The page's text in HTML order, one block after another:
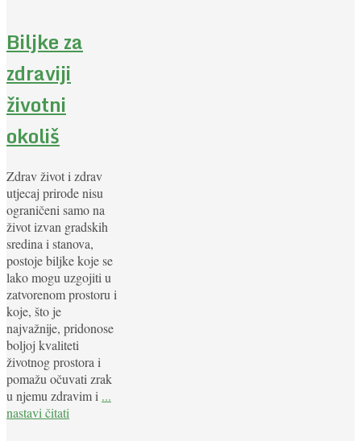
Biljke za
zdraviji
životni
okoliš
Zdrav život i zdrav
utjecaj prirode nisu
ograničeni samo na
život izvan gradskih
sredina i stanova,
postoje biljke koje se
lako mogu uzgojiti u
zatvorenom prostoru i
koje, što je
najvažnije, pridonose
boljoj kvaliteti
životnog prostora i
pomažu očuvati zrak
u njemu zdravim i ...
nastavi čitati